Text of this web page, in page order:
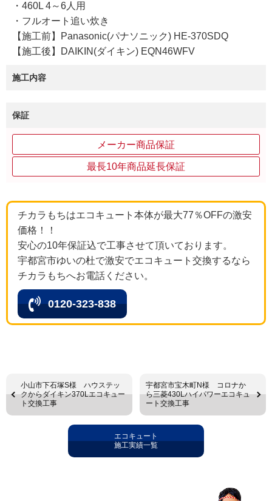
・460L 4～6人用
・フルオート追い炊き
【施工前】Panasonic(パナソニック) HE-370SDQ
【施工後】DAIKIN(ダイキン) EQN46WFV
施工内容
保証
メーカー商品保証
最長10年商品延長保証
チカラもちはエコキュート本体が最大77％OFFの激安
価格！！
安心の10年保証込で工事させて頂いております。
宇都宮市ゆいの杜で激安でエコキュート交換するなら
チカラもちへお電話ください。
0120-323-838
小山市下石塚S様 ハウステッ
クからダイキン370Lエコキュー
ト交換工事
宇都宮市宝木町N様 コロナか
ら三菱430Lハイパワーエコキュ
ート交換工事
エコキュート
施工実績一覧